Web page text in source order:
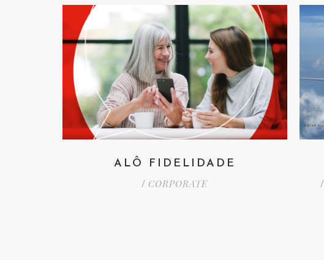
ALÔ FIDELIDADE
/ CORPORATE /